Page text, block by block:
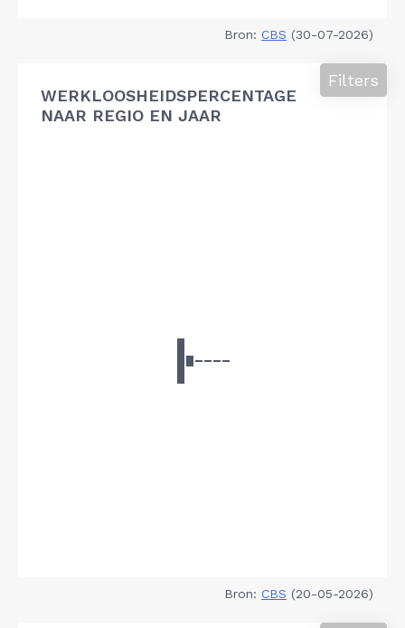
Bron: CBS (30-07-2026)
WERKLOOSHEIDSPERCENTAGE
NAAR REGIO EN JAAR
Filters
Bron: CBS (20-05-2026)